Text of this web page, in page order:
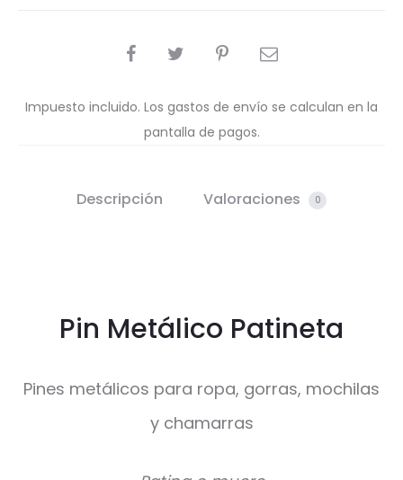
COMPARTIR
Impuesto incluido. Los gastos de envío se calculan en la
pantalla de pagos.
Descripción Valoraciones 0
Pin Metálico Patineta
Pines metálicos para ropa, gorras, mochilas
y chamarras